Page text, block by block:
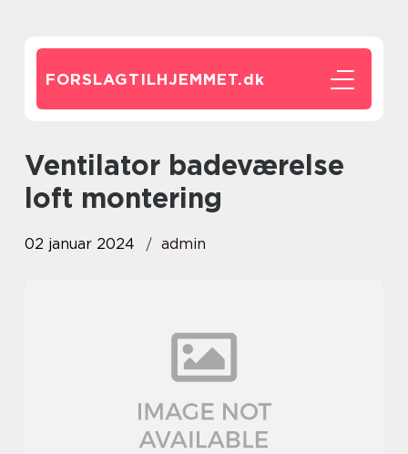
FORSLAGTILHJEMMET.dk
ventilator badeværelse
loft montering
02 januar 2024 admin